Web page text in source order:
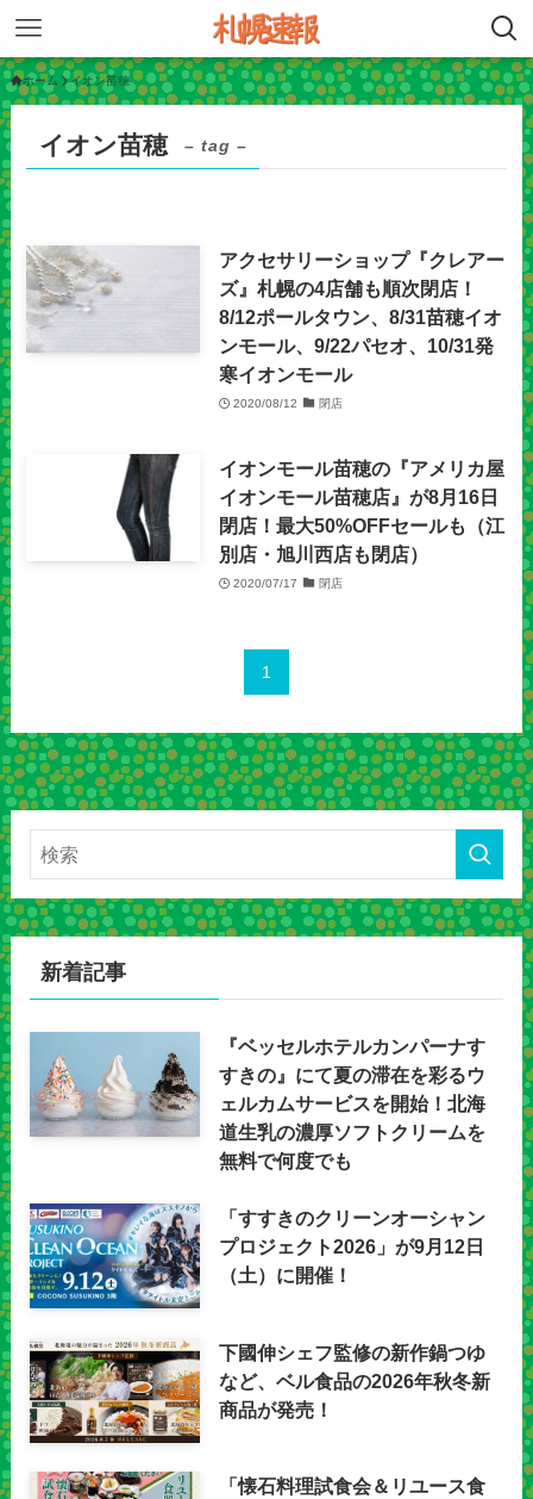
ホーム イオン苗穂
イオン苗穂 – tag –
アクセサリーショップ『クレアー
ズ』札幌の4店舗も順次閉店！
8/12ポールタウン、8/31苗穂イオ
ンモール、9/22パセオ、10/31発
寒イオンモール
2020/08/12 閉店
イオンモール苗穂の『アメリカ屋
イオンモール苗穂店』が8月16日
閉店！最大50%OFFセールも（江
別店・旭川西店も閉店）
2020/07/17 閉店
1
新着記事
『ベッセルホテルカンパーナす
すきの』にて夏の滞在を彩るウ
ェルカムサービスを開始！北海
道生乳の濃厚ソフトクリームを
無料で何度でも
「すすきのクリーンオーシャン
プロジェクト2026」が9月12日
（土）に開催！
下國伸シェフ監修の新作鍋つゆ
など、ベル食品の2026年秋冬新
商品が発売！
「懐石料理試食会＆リユース食